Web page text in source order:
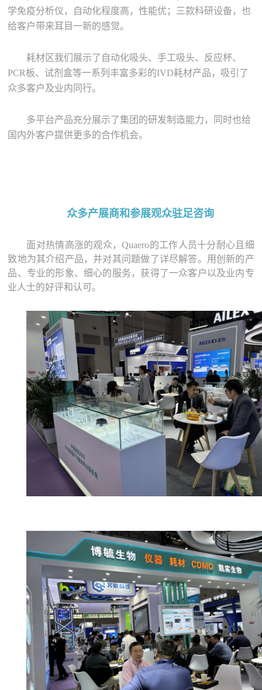
学免疫分析仪，自动化程度高，性能优；三款科研设备，也
给客户带来耳目一新的感觉。
耗材区我们展示了自动化吸头、手工吸头、反应杯、
PCR板、试剂盒等一系列丰富多彩的IVD耗材产品，吸引了
众多客户及业内同行。
多平台产品充分展示了集团的研发制造能力，同时也给
国内外客户提供更多的合作机会。
众多产展商和参展观众驻足咨询
面对热情高涨的观众，Quaero的工作人员十分耐心且细
致地为其介绍产品，并对其问题做了详尽解答。用创新的产
品、专业的形象、细心的服务，获得了一众客户以及业内专
业人士的好评和认可。